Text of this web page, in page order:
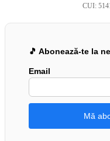
CUI:
🎵 Abonează-te la
Email